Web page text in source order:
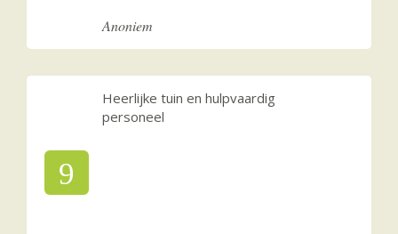
Anoniem
9
Heerlijke tuin en hulpvaardig
personeel